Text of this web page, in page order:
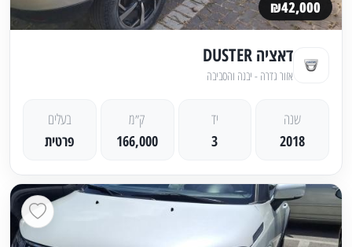
₪42,000
דאציה DUSTER
אזור גדרה - יבנה והסביבה
שנה
2018
יד
3
ק״מ
166,000
בעלים
פרטית